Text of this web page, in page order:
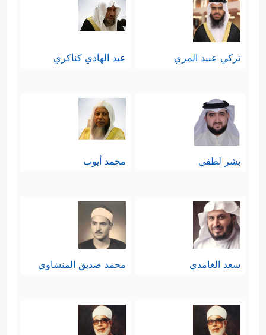
تركي عبيد المري عبد الهادي كناكري
بشر لطفي محمد أيوب
سعد الغامدي محمد صديق المنشاوي